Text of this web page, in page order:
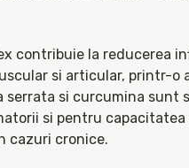
contribuie la reducerea
si articular, printr-o
serrata si curcumina sunt
si pentru capacitatea
cazuri cronice.